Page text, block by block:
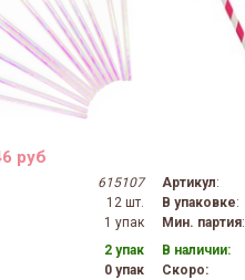
руб
615107
12 шт.
1 упак
2 упак
0 упак
Артикул:
В упаковке:
Мин. партия:
В наличии:
Скоро: